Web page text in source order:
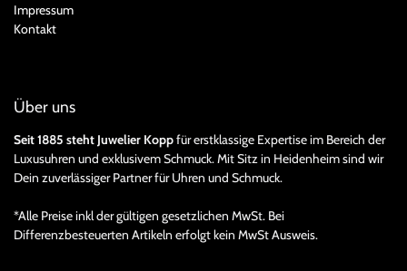
Impressum
Kontakt
Über uns
Seit 1885 steht Juwelier Koppfür erstklassige Expertise im Bereich der
Luxusuhren und exklusivem Schmuck. Mit Sitz in Heidenheim sind wir
Dein zuverlässiger Partner für Uhren und Schmuck.
*Alle Preise inkl der gültigen gesetzlichen MwSt. Bei
Differenzbesteuerten Artikeln erfolgt kein MwSt Ausweis.